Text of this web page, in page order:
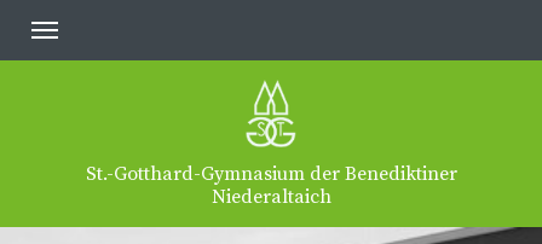
St.-Gotthard-Gymnasium der Benediktiner
Niederaltaich